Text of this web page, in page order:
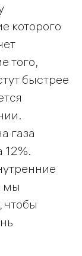
которого
того,
быстрее
газа
12%.
мы